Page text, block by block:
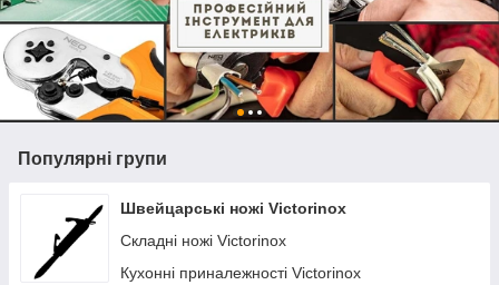
Популярні групи
Швейцарські ножі Victorinox
Складні ножі Victorinox
Кухонні приналежності Victorinox